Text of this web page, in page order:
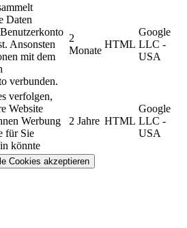
Daten
Ansonsten
mit dem
verbunden.
2
Monate
HTML
Google
LLC -
USA
verfolgen,
Website
Werbung
für Sie
könnte
2 Jahre HTML
Google
LLC -
USA
Cookies akzeptieren